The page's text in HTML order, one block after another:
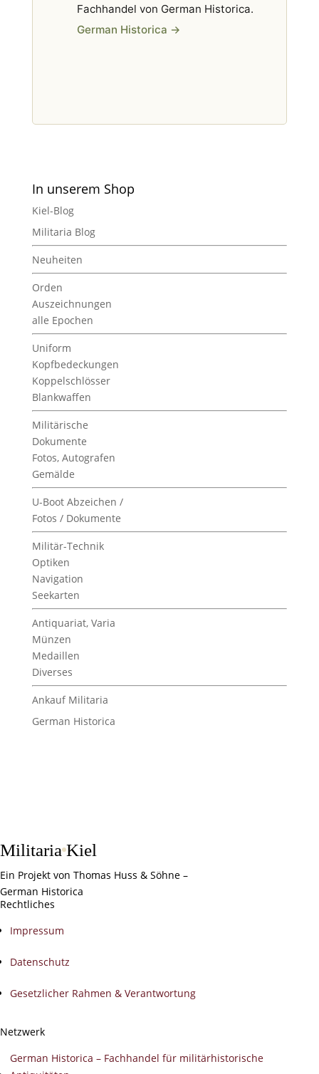
Fachhandel von German Historica.
German Historica →
In unserem Shop
Kiel-Blog
Militaria Blog
Neuheiten
Orden
Auszeichnungen
alle Epochen
Uniform
Kopfbedeckungen
Koppelschlösser
Blankwaffen
Militärische
Dokumente
Fotos, Autografen
Gemälde
U-Boot Abzeichen /
Fotos / Dokumente
Militär-Technik
Optiken
Navigation
Seekarten
Antiquariat, Varia
Münzen
Medaillen
Diverses
Ankauf Militaria
German Historica
Militaria Kiel
Ein Projekt von Thomas Huss & Söhne –
German Historica
Rechtliches
Impressum
Datenschutz
Gesetzlicher Rahmen & Verantwortung
Netzwerk
German Historica – Fachhandel für militärhistorische